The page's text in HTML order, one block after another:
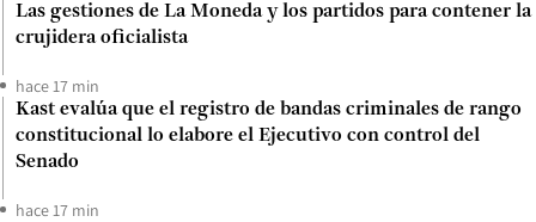
Las gestiones de La Moneda y los partidos para contener la
crujidera oficialista
hace 17 min
Kast evalúa que el registro de bandas criminales de rango
constitucional lo elabore el Ejecutivo con control del
Senado
hace 17 min